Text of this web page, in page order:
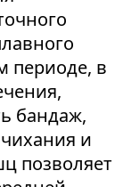
периоде, в
бандаж,
и
позволяет